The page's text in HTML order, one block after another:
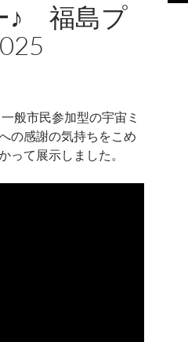
♪ 福島プ
般市民参加型の宇宙ミ
の感謝の気持ちをこめ
って展示しました。